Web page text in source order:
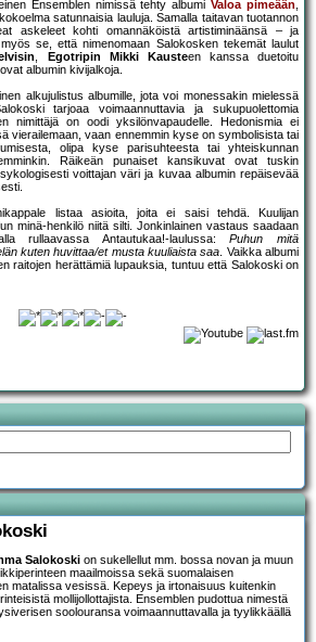
Ensemblen nimissä tehty albumiValoa pimeään,
satunnaisia lauluja. Samalla taitavan tuotannon
askeleet kohti omannäköistä artistiminäänsä – ja
se, että nimenomaan Salokosken tekemät laulut
, Egotripin Mikki Kausteen kanssa duetoitu
albumin kivijalkoja.
alkujulistus albumille, jota voi monessakin mielessä
tarjoaa voimaannuttavia ja sukupuolettomia
nimittäjä on oodi yksilönvapaudelle. Hedonismia ei
vierailemaan, vaan ennemmin kyse on symbolisista tai
olipa kyse parisuhteesta tai yhteiskunnan
Räikeän punaiset kansikuvat ovat tuskin
voittajan väri ja kuvaa albumin repäisevää
listaa asioita, joita ei saisi tehdä. Kuulijan
minä-henkilö niitä silti. Jonkinlainen vastaus saadaan
rullaavassa Antautukaa!-laulussa:Puhun mitä
kuten huvittaa/et musta kuuliaista saa. Vaikka albumi
raitojen herättämiä lupauksia, tuntuu että Salokoski on
Salokoski on sukellellut mm. bossa novan ja muun
maailmoissa sekä suomalaisen
matalissa vesissä. Kepeys ja irtonaisuus kuitenkin
mollijollottajista. Ensemblen pudottua nimestä
soolouransa voimaannuttavalla ja tyylikkäällä